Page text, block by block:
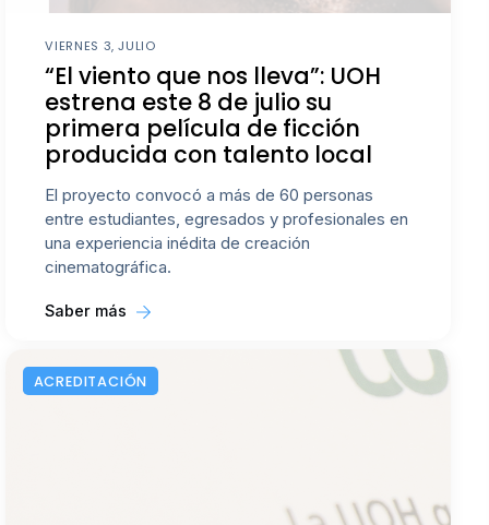
VIERNES 3, JULIO
“El viento que nos lleva”: UOH
estrena este 8 de julio su
primera película de ficción
producida con talento local
El proyecto convocó a más de 60 personas
entre estudiantes, egresados y profesionales en
una experiencia inédita de creación
cinematográfica.
Saber más
ACREDITACIÓN